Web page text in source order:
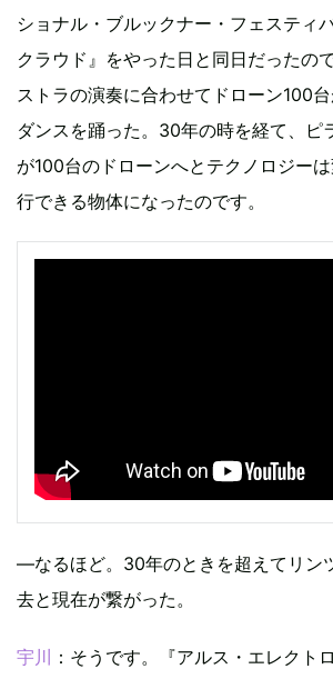
ショナル・ブルックナー・フェスティ
クラウド』をやった日と同日だったの
ストラの演奏に合わせてドローン100
ダンスを踊った。30年の時を経て、ピ
が100台のドローンへとテクノロジー
行できる物体になったのです。
―なるほど。30年のときを超えてリン
去と現在が繋がった。
宇川 ：そうです。『アルス・エレクト